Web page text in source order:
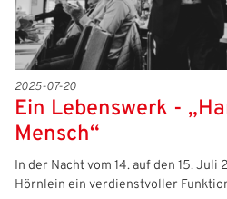
2025-07-20
Ein Lebenswerk -
Mensch“
In der Nacht vom 14. auf den 15.
Hörnlein ein verdienstvoller